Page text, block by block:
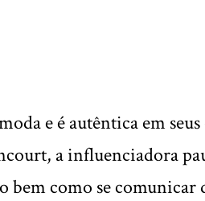
e é autêntica em
a influenciadora
bem como se comunicar